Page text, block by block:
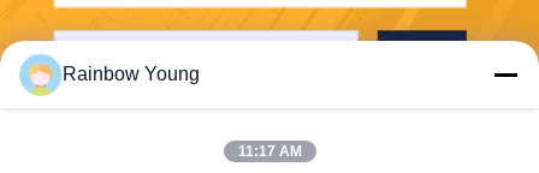
Rainbow Young
11:17 AM